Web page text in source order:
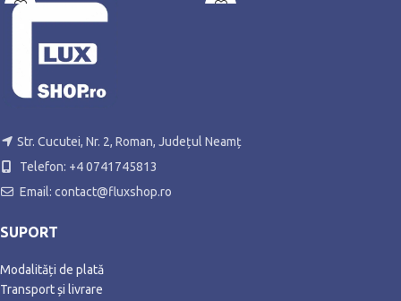
Str. Cucutei, Nr. 2, Roman, Județul Neamț
Telefon: +4 0741745813
Email: contact@fluxshop.ro
SUPORT
Modalități de plată
Transport și livrare